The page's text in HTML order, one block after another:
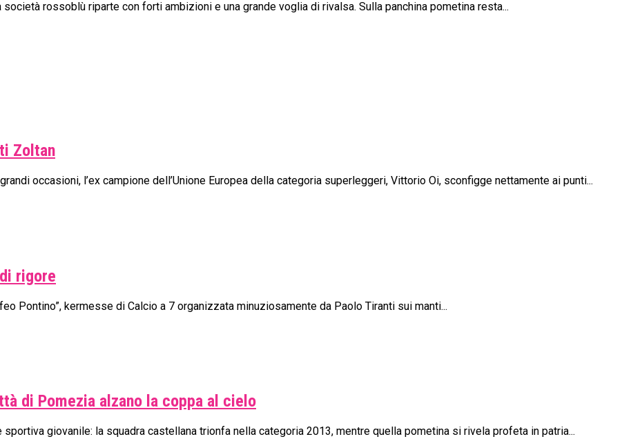
rossoblù riparte con forti ambizioni e una grande voglia di rivalsa. Sulla panchina pometina resta...
Zoltan
occasioni, l’ex campione dell’Unione Europea della categoria superleggeri, Vittorio Oi, sconfigge nettamente ai punti...
rigore
Pontino”, kermesse di Calcio a 7 organizzata minuziosamente da Paolo Tiranti sui manti...
di Pomezia alzano la coppa al cielo
giovanile: la squadra castellana trionfa nella categoria 2013, mentre quella pometina si rivela profeta in patria...